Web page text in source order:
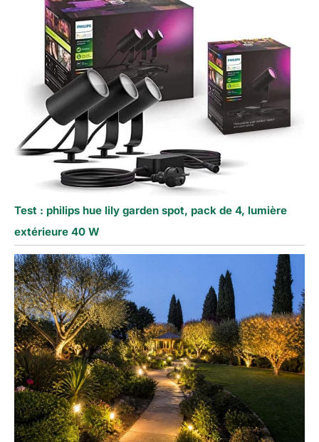
Test : philips hue lily garden spot, pack de 4, lumière
extérieure 40 W